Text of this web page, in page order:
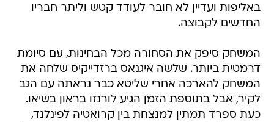
באליפות ועדיין לא חובר לעודד קטש וליתר חבריו
החדשים לקבוצה.
המשחק סיפק את הסחורה מכל הבחינות, עם סיומת
דרמטית ביותר. שלשה איגנאס ברזדייקיס שלחה את
המשחק להארכה אחרי שליטא כבר נראתה עם הגב
לקיר, אבל בתוספת הזמן הגיע לורנזו בראון בשיאו.
כעת ספרד תמתין למנצחת בין קרואטיה לפינלנד,